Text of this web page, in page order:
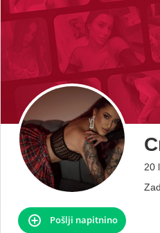
20
Pošlji napitnino